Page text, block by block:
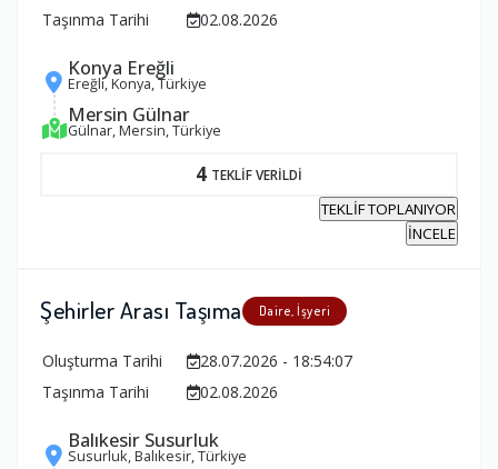
Taşınma Tarihi 02.08.2026
Konya Ereğli
Ereğli, Konya, Türkiye
Mersin Gülnar
Gülnar, Mersin, Türkiye
4 TEKLİF VERİLDİ
TEKLİF TOPLANIYOR
İNCELE
Şehirler Arası Taşıma Daire, İşyeri
Oluşturma Tarihi
28.07.2026 - 18:54:07
Taşınma Tarihi
02.08.2026
Balıkesir Susurluk
Susurluk, Balıkesir, Türkiye